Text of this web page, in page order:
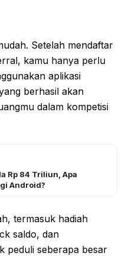
Setelah mendaftar
kamu hanya perlu
aplikasi
berhasil akan
dalam kompetisi
Rp 84 Triliun, Apa
Android?
termasuk hadiah
saldo, dan
peduli seberapa besar